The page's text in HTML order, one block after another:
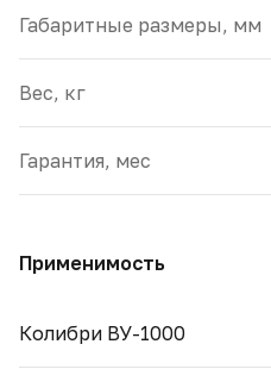
Габаритные размеры, мм
Вес, кг
Гарантия, мес
Применимость
Колибри ВУ-1000